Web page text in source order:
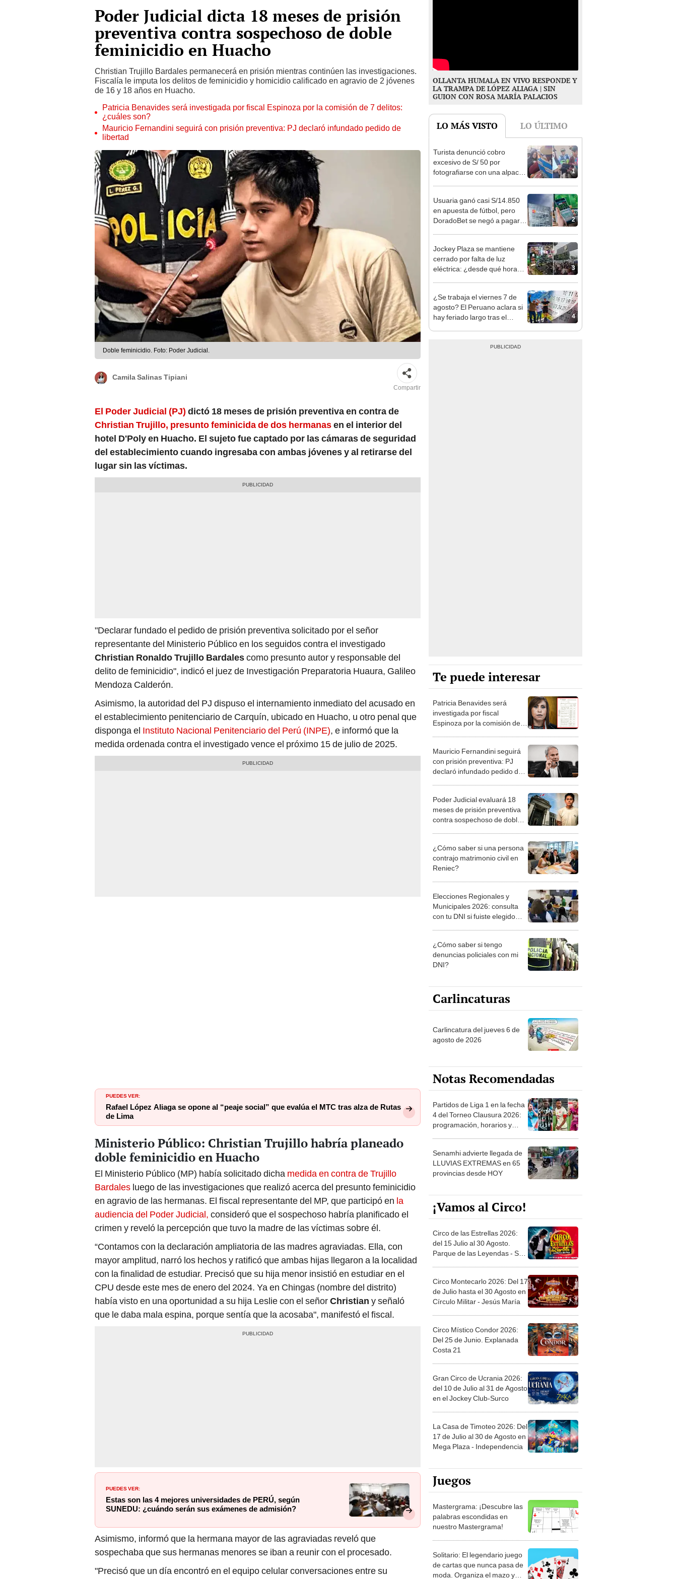
Poder Judicial dicta 18 meses de prisión
preventiva contra sospechoso de doble
feminicidio en Huacho
Christian Trujillo Bardales permanecerá en prisión mientras continúen las investigaciones.
Fiscalía le imputa los delitos de feminicidio y homicidio calificado en agravio de 2 jóvenes
de 16 y 18 años en Huacho.
Patricia Benavides será investigada por fiscal Espinoza por la comisión de 7 delitos:
¿cuáles son?
Mauricio Fernandini seguirá con prisión preventiva: PJ declaró infundado pedido de
libertad
Doble feminicidio. Foto: Poder Judicial.
Camila Salinas Tipiani
Compartir
El Poder Judicial (PJ) dictó 18 meses de prisión preventiva en contra de
Christian Trujillo, presunto feminicida de dos hermanasen el interior del
hotel D'Poly en Huacho. El sujeto fue captado por las cámaras de seguridad
del establecimiento cuando ingresaba con ambas jóvenes y al retirarse del
lugar sin las víctimas.
"Declarar fundado el pedido de prisión preventiva solicitado por el señor
representante del Ministerio Público en los seguidos contra el investigado
Christian Ronaldo Trujillo Bardalescomo presunto autor y responsable del
delito de feminicidio", indicó el juez de Investigación Preparatoria Huaura, Galileo
Mendoza Calderón.
Asimismo, la autoridad del PJ dispuso el internamiento inmediato del acusado en
el establecimiento penitenciario de Carquín, ubicado en Huacho, u otro penal que
disponga el Instituto Nacional Penitenciario del Perú (INPE), e informó que la
medida ordenada contra el investigado vence el próximo 15 de julio de 2025.
PUEDES VER:
Rafael López Aliaga se opone al “peaje social” que evalúa el MTC tras alza de Rutas
de Lima
Ministerio Público: Christian Trujillo habría planeado
doble feminicidio en Huacho
El Ministerio Público (MP) había solicitado dicha medida en contra de Trujillo
Bardales luego de las investigaciones que realizó acerca del presunto feminicidio
en agravio de las hermanas. El fiscal representante del MP, que participó en la
audiencia del Poder Judicial, consideró que el sospechoso habría planificado el
crimen y reveló la percepción que tuvo la madre de las víctimas sobre él.
“Contamos con la declaración ampliatoria de las madres agraviadas. Ella, con
mayor amplitud, narró los hechos y ratificó que ambas hijas llegaron a la localidad
con la finalidad de estudiar. Precisó que su hija menor insistió en estudiar en el
CPU desde este mes de enero del 2024. Ya en Chingas (nombre del distrito)
había visto en una oportunidad a su hija Leslie con el señorChristian y señaló
que le daba mala espina, porque sentía que la acosaba", manifestó el fiscal.
PUEDES VER:
Estas son las 4 mejores universidades de PERÚ, según
SUNEDU: ¿cuándo serán sus exámenes de admisión?
Asimismo, informó que la hermana mayor de las agraviadas reveló que
sospechaba que sus hermanas menores se iban a reunir con el procesado.
"Precisó que un día encontró en el equipo celular conversaciones entre su
OLLANTA HUMALA EN VIVO RESPONDE Y
LA TRAMPA DE LÓPEZ ALIAGA | SIN
GUION CON ROSA MARÍA PALACIOS
LO MÁS VISTO LO ÚLTIMO
1
Turista denunció cobro
excesivo de S/ 50 por
fotografiarse con una alpaca
2
Usuaria ganó casi S/14.850
en apuesta de fútbol, pero
DoradoBet se negó a pagar:
3
Jockey Plaza se mantiene
cerrado por falta de luz
eléctrica: ¿desde qué hora
4
¿Se trabaja el viernes 7 de
agosto? El Peruano aclara si
hay feriado largo tras el
Te puede interesar
Patricia Benavides será
investigada por fiscal
Espinoza por la comisión de 7
Mauricio Fernandini seguirá
con prisión preventiva: PJ
declaró infundado pedido de
Poder Judicial evaluará 18
meses de prisión preventiva
contra sospechoso de doble
¿Cómo saber si una persona
contrajo matrimonio civil en
Reniec?
Elecciones Regionales y
Municipales 2026: consulta
con tu DNI si fuiste elegido
la ONPE
¿Cómo saber si tengo
denuncias policiales con mi
DNI?
Carlincaturas
Carlincatura del jueves 6 de
agosto de 2026
Notas Recomendadas
Partidos de Liga 1 en la fecha
4 del Torneo Clausura 2026:
programación, horarios y
Senamhi advierte llegada de
LLUVIAS EXTREMAS en 65
provincias desde HOY
¡Vamos al Circo!
Circo de las Estrellas 2026:
del 15 Julio al 30 Agosto.
Parque de las Leyendas - San
Circo Montecarlo 2026: Del 17
de Julio hasta el 30 Agosto en
Círculo Militar - Jesús María
Circo Místico Condor 2026:
Del 25 de Junio. Explanada
Costa 21
Gran Circo de Ucrania 2026:
del 10 de Julio al 31 de Agosto
en el Jockey Club-Surco
La Casa de Timoteo 2026: Del
17 de Julio al 30 de Agosto en
Mega Plaza - Independencia
Juegos
Mastergrama: ¡Descubre las
palabras escondidas en
nuestro Mastergrama!
Solitario: El legendario juego
de cartas que nunca pasa de
moda. Organiza el mazo y